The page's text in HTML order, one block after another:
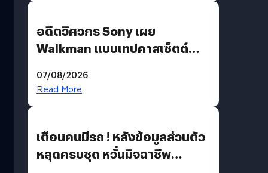
อดีตวิศวกร Sony เผย
Walkman แบบเทปคาสเซ็ตต์
07/08/2026
Read More
เตือนคนมีรถ ! หลังข้อมูลส่วนตัว
หลุดครบชุด หวั่นมิจฉาชีพ